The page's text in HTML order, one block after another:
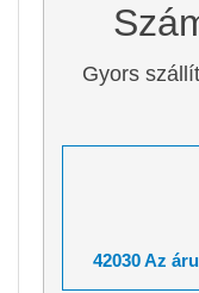
Gyors
42030 Az